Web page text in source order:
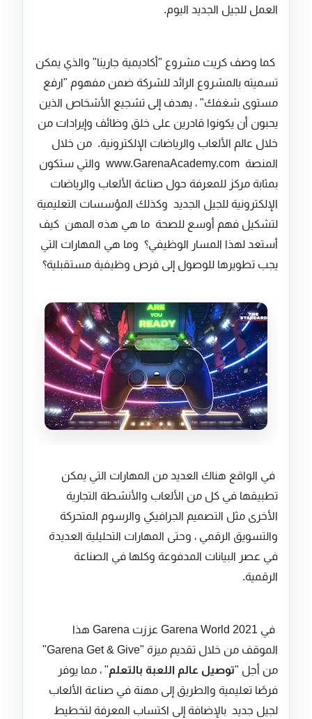
العمل للجيل الجديد اليوم.
كما وصف كريت مشروع "أكاديمية جارينا" والذي يمكن
تسميته بالمشروع الرائد للشركة ضمن مفهوم "ارفع
مستوى شغفك" ، يهدف إلى تشجيع الأشخاص الذين
يحبون أن يكونوا قادرين على خلق وظائف وإيرادات من
خلال عالم الألعاب والرياضات الإلكترونية. من خلال
المنصة www.GarenaAcademy.com والتي ستكون
بمثابة مركز للمعرفة حول صناعة الألعاب والرياضات
الإلكترونية للجيل الجديد وكذلك المؤسسات التعليمية
لتشكيل فهم أوسع للصحة ما هي هذه المهن كيف
أستعد لهذا المسار الوظيفي؟ وما هي المهارات التي
يجب تطويرها للوصول إلى فرص وظيفية مستقبلية؟
في الواقع هناك العديد من المهارات التي يمكن
تطبيقها في كل من الألعاب والأنشطة التجارية
الأخرى مثل التصميم الجرافيكي والرسوم المتحركة
والتسويق الرقمي ، وحتى المهارات التحليلية العديدة
في عصر البيانات المدفوعة وكلها في الصناعة
الرقمية.
في Garena World 2021 عززت Garena هذا
الموقف من خلال تقديم ميزة "Garena Get & Give"
من أجل "توصيل عالم اللعبة بالتعلم" ، مما يوفر
فرصًا تعليمية والطريق إلى مهنة في صناعة الألعاب
لجيل جديد بالإضافة إلى اكتساب المعرفة لتخطيط